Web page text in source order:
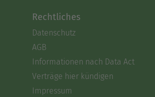
Rechtliches
Datenschutz
AGB
Informationen nach Data Act
Verträge hier kündigen
Impressum